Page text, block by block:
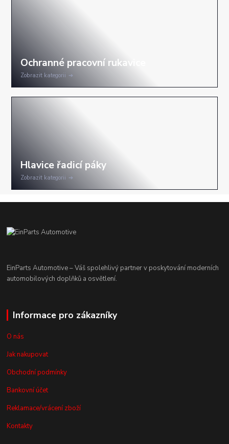
Zobrazit kategorii
Zobrazit kategorii
EinParts Automotive – Váš spolehlivý partner v poskytování moderních
automobilových doplňků a osvětlení.
Informace pro zákazníky
O nás
Jak nakupovat
Obchodní podmínky
Bankovní účet
Reklamace/vrácení zboží
Kontakty